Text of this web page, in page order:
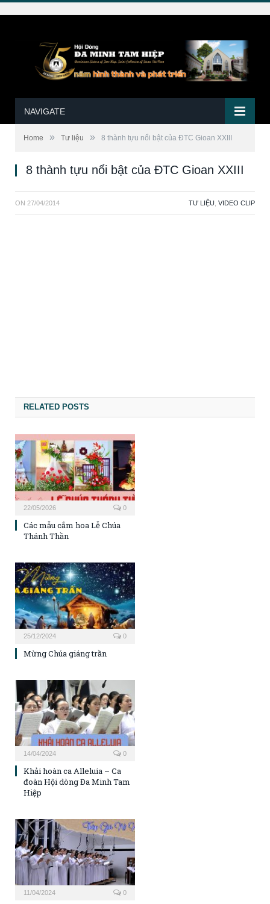
NAVIGATE
Home » Tư liệu » 8 thành tựu nổi bật của ĐTC Gioan XXIII
8 thành tựu nổi bật của ĐTC Gioan XXIII
ON 27/04/2014 TƯ LIỆU VIDEO CLIP
RELATED POSTS
22/05/2026 0
Các mẫu cắm hoa Lễ Chúa
Thánh Thần
25/12/2024 0
Mừng Chúa giáng trần
14/04/2024 0
Khải hoàn ca Alleluia – Ca
đoàn Hội dòng Đa Minh Tam
Hiệp
11/04/2024 0